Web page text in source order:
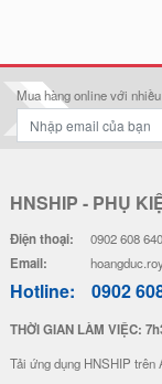
Mua hàng online với
HNSHIP - PHỤ
Điện thoại: 0902 608
Email:
Hotline: 0902
THỜI GIAN LÀM VIỆC:
Tải ứng dụng HNSHIP